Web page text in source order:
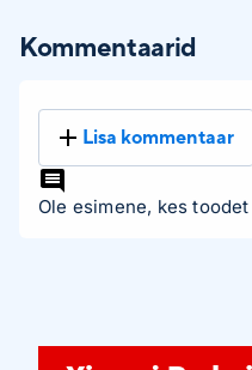
Kommentaarid
Lisa kommentaar
Ole esimene, kes